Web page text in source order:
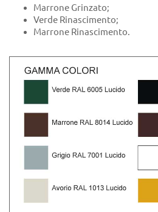
Marrone Grinzato;
Verde Rinascimento;
Marrone Rinascimento.